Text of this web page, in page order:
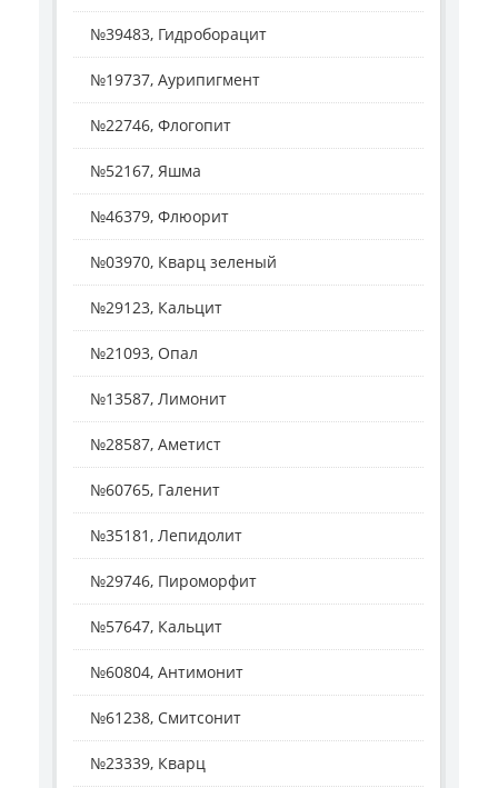
№39483, Гидроборацит
№19737, Аурипигмент
№22746, Флогопит
№52167, Яшма
№46379, Флюорит
№03970, Кварц зеленый
№29123, Кальцит
№21093, Опал
№13587, Лимонит
№28587, Аметист
№60765, Галенит
№35181, Лепидолит
№29746, Пироморфит
№57647, Кальцит
№60804, Антимонит
№61238, Смитсонит
№23339, Кварц